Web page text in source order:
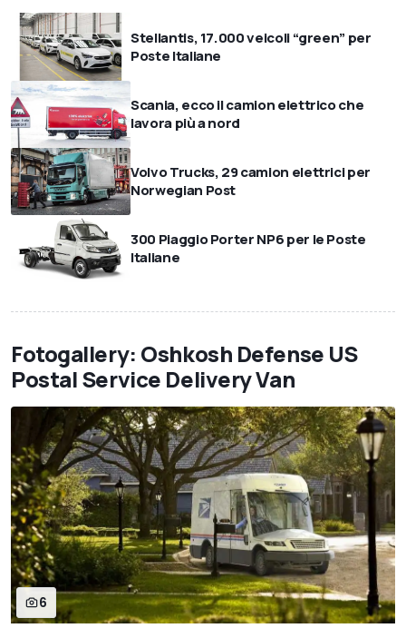
Stellantis, 17.000 veicoli “green” per
Poste Italiane
Scania, ecco il camion elettrico che
lavora più a nord
Volvo Trucks, 29 camion elettrici per
Norwegian Post
300 Piaggio Porter NP6 per le Poste
Italiane
Fotogallery: Oshkosh Defense US
Postal Service Delivery Van
6